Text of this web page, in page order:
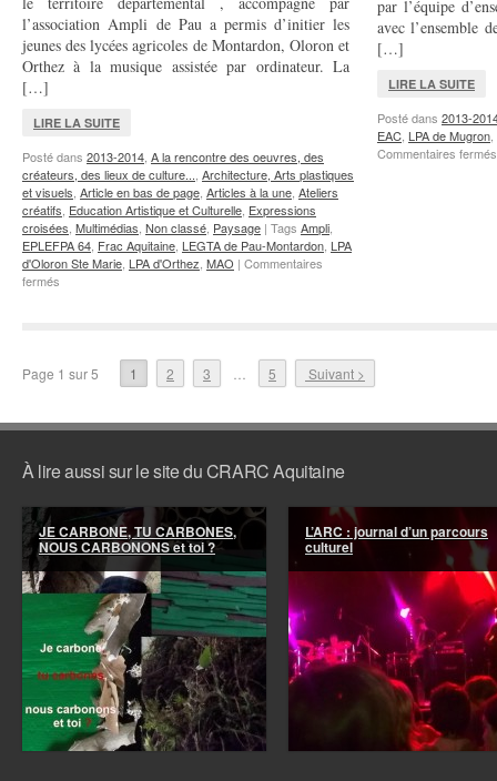
l’association Ampli de Pau a permis d’initier les
jeunes des lycées agricoles de Montardon, Oloron et
Orthez à la musique assistée par ordinateur. La
[…]
LIRE LA SUITE
Posté dans 2013-2014, A la rencontre des oeuvres, des
créateurs, des lieux de culture..., Architecture, Arts plastiques
et visuels, Article en bas de page, Articles à la une, Ateliers
créatifs, Education Artistique et Culturelle, Expressions
croisées, Multimédias, Non classé, Paysage | Tags Ampli,
EPLEFPA 64, Frac Aquitaine, LEGTA de Pau-Montardon, LPA
d'Oloron Ste Marie, LPA d'Orthez, MAO | Commentaires
fermés
par
art
par l’équipe
avec l’ensemble
[…]
LIRE LA SUITE
Posté dans 2013-
EAC, LPA de Mugron,
Commentaires fermés
Page 1 sur 5 1 2 3 … 5 Suivant >
À lire aussi sur le site du CRARC Aquitaine
JE CARBONE, TU CARBONES,
NOUS CARBONONS et toi ?
L’ARC : journal d’un parcours
culturel